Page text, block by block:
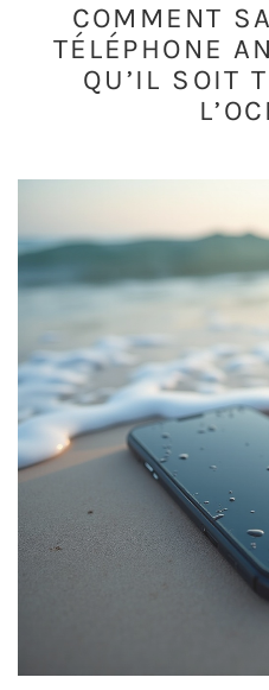
COMMENT
TÉLÉPHONE
QU’IL SOIT